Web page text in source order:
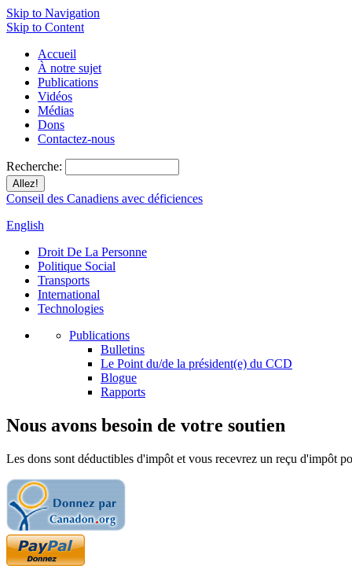
Skip to Navigation
Skip to Content
Accueil
À notre sujet
Publications
Vidéos
Médias
Dons
Contactez-nous
Recherche:
Conseil des Canadiens avec déficiences
English
Droit De La Personne
Politique Social
Transports
International
Technologies
Publications
Bulletins
Le Point du/de la président(e) du CCD
Blogue
Rapports
Nous avons besoin de votre soutien
Les dons sont déductibles d'impôt et vous recevrez un reçu d'impôt